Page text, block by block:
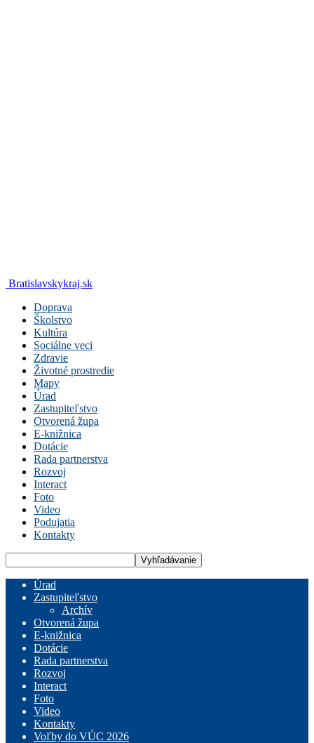
Bratislavskykraj.sk
Doprava
Školstvo
Kultúra
Sociálne veci
Zdravie
Životné prostredie
Mapy
Úrad
Zastupiteľstvo
Otvorená župa
E-knižnica
Dotácie
Rada partnerstva
Rozvoj
Interact
Foto
Video
Podujatia
Kontakty
Úrad
Zastupiteľstvo
Archív
Otvorená župa
E-knižnica
Dotácie
Rada partnerstva
Rozvoj
Interact
Foto
Video
Kontakty
Voľby do VÚC 2026